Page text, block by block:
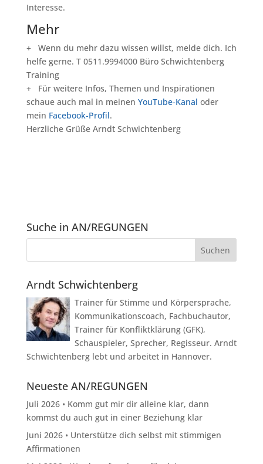
Interesse.
Mehr
+ Wenn du mehr dazu wissen willst, melde dich. Ich
helfe gerne. T 0511.9994000 Büro Schwichtenberg
Training
+ Für weitere Infos, Themen und Inspirationen
schaue auch mal in meinen YouTube-Kanal oder
mein Facebook-Profil.
Herzliche Grüße Arndt Schwichtenberg
Suche in AN/REGUNGEN
Arndt Schwichtenberg
Trainer für Stimme und Körpersprache,
Kommunikationscoach, Fachbuchautor,
Trainer für Konfliktklärung (GFK),
Schauspieler, Sprecher, Regisseur. Arndt
Schwichtenberg lebt und arbeitet in Hannover.
Neueste AN/REGUNGEN
Juli 2026 • Komm gut mir dir alleine klar, dann
kommst du auch gut in einer Beziehung klar
Juni 2026 • Unterstütze dich selbst mit stimmigen
Affirmationen